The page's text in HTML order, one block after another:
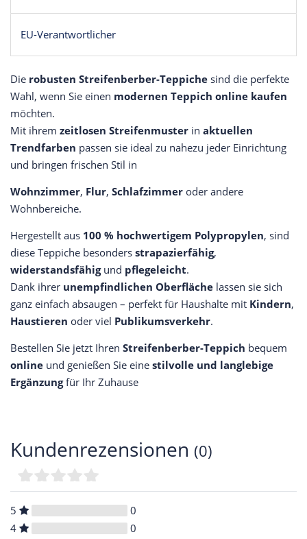
EU-Verantwortlicher
Die robusten Streifenberber-Teppichesind die perfekte
Wahl, wenn Sie einen modernen Teppich online kaufen
möchten.
Mit ihrem zeitlosen Streifenmuster in aktuellen
Trendfarben passen sie ideal zu nahezu jeder Einrichtung
und bringen frischen Stil in
Wohnzimmer, Flur, Schlafzimmeroder andere
Wohnbereiche.
Hergestellt aus 100 % hochwertigem Polypropylen, sind
diese Teppiche besondersstrapazierfähig,
widerstandsfähigund pflegeleicht.
Dank ihrer unempfindlichen Oberfläche lassen sie sich
ganz einfach absaugen – perfekt für Haushalte mit Kindern,
Haustieren oder viel Publikumsverkehr.
Bestellen Sie jetzt Ihren Streifenberber-Teppich bequem
online und genießen Sie einestilvolle und langlebige
Ergänzungfür Ihr Zuhause
Kundenrezensionen (0)
5
0
4
0